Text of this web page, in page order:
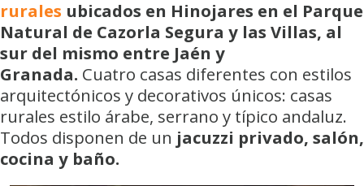
rurales ubicados en Hinojares en el Parque
Natural de Cazorla Segura y las Villas, al
sur del mismo entre Jaén y
Granada. Cuatro casas diferentes con estilos
arquitectónicos y decorativos únicos: casas
rurales estilo árabe, serrano y típico andaluz.
Todos disponen de un jacuzzi privado, salón,
cocina y baño.